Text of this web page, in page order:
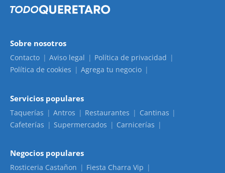
Sobre nosotros
Contacto Aviso legal
Política de privacidad
Política de cookies
Agrega tu negocio
Servicios populares
Taquerías Antros Restaurantes
Cantinas
Cafeterías
Supermercados Carnicerías
Negocios populares
Rosticeria Castañon Fiesta Charra Vip